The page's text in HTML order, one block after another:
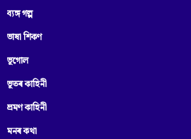
ব্যঙ্গ গল্প
ভাষা শিকণ
ভূগোল
ভূতৰ কাহিনী
ভ্ৰমণ কাহিনী
মনৰ কথা